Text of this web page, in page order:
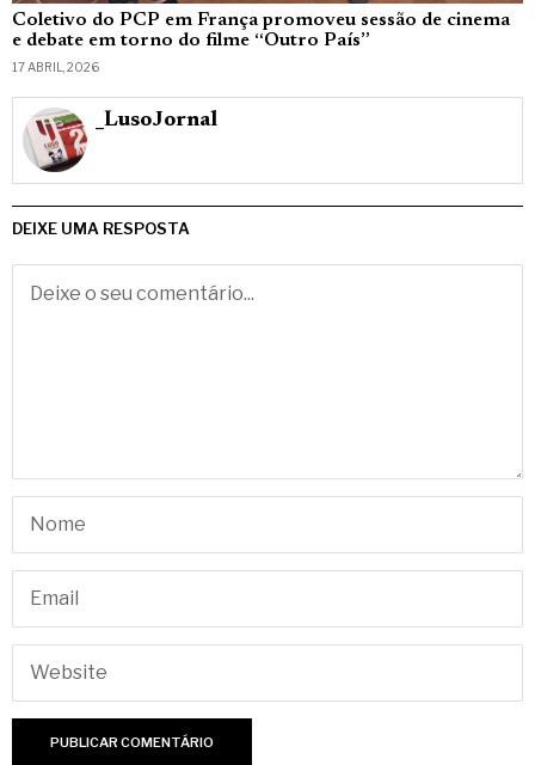
Coletivo do PCP em França promoveu sessão de cinema
e debate em torno do filme “Outro País”
17 ABRIL, 2026
_LusoJornal
DEIXE UMA RESPOSTA